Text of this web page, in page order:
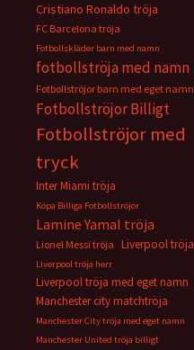
Cristiano Ronaldo tröja
FC Barcelona tröja
Fotbollskläder barn med namn
fotbollströja med namn
Fotbollströjor barn med eget namn
Fotbollströjor Billigt
Fotbollströjor med
tryck
Inter Miami tröja
Köpa Billiga Fotbollströjor
Lamine Yamal tröja
Lionel Messi tröja Liverpool tröja
Liverpool tröja herr
Liverpool tröja med eget namn
Manchester city matchtröja
Manchester City tröja med eget namn
Manchester United tröja billigt